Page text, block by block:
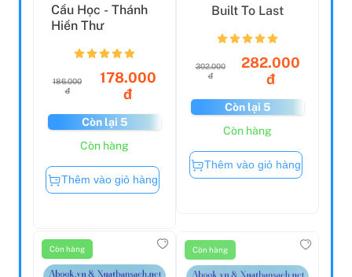
Cầu Học - Thánh
Hiền Thư
186.000
đ
178.000
đ
Còn lại 5
Còn hàng
Thêm vào giỏ hàng
Built To Last
302.000
đ
282.000
đ
Còn lại 5
Còn hàng
Thêm vào giỏ hàng
Còn hàng Còn hàng